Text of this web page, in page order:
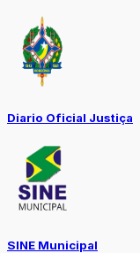
Diario Oficial Justiça
SINE Municipal